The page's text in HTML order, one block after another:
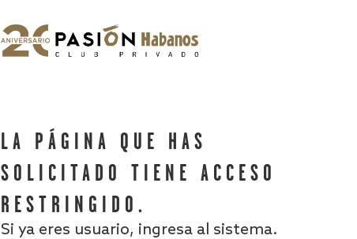
LA PÁGINA QUE HAS
SOLICITADO TIENE ACCESO
RESTRINGIDO.
Si ya eres usuario, ingresa al sistema.